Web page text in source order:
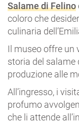
Salame di Felino
coloro che
culinaria
Il museo offre un
storia del salame
produzione alle
All’ingresso, i
profumo
che li attende